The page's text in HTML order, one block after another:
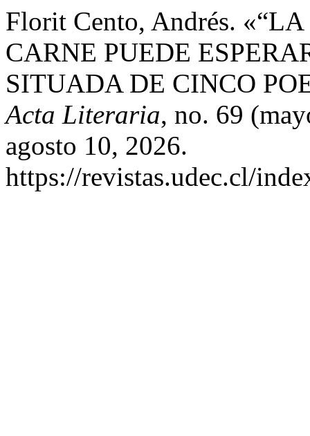
Florit Cento, Andrés.
CARNE PUEDE
SITUADA DE CINCO
Acta Literaria, no. 69
agosto 10, 2026.
https://revistas.udec.cl/